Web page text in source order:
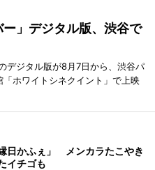
」デジタル版、渋谷で
デジタル版が8月7日から、渋谷パ
ホワイトシネクイント」で上映
日かふぇ」 メンカラたこやき
イチゴも